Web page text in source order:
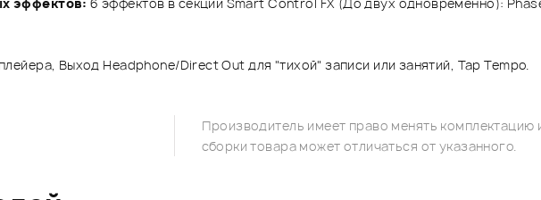
Выход Headphone/Direct Out для "тихой" записи или занятий, Tap Tempo.
Производитель имеет право менять
сборки товара может отличаться от указанного.